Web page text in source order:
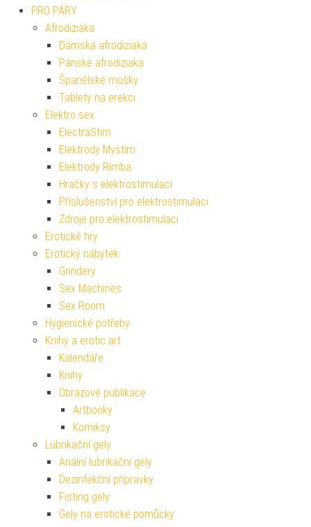
PRO PÁRY
Afrodiziaka
Dámská afrodiziaka
Pánské afrodiziaka
Španělské mušky
Tablety na erekci
Elektro sex
ElectraStim
Elektrody Mystim
Elektrody Rimba
Hračky s elektrostimulací
Příslušenství pro elektrostimulaci
Zdroje pro elektrostimulaci
Erotické hry
Erotický nábytek
Grindery
Sex Machines
Sex Room
Hygienické potřeby
Knihy a erotic art
Kalendáře
Knihy
Obrazové publikace
Artbooky
Komiksy
Lubrikační gely
Anální lubrikační gely
Dezinfekční přípravky
Fisting gely
Gely na erotické pomůcky